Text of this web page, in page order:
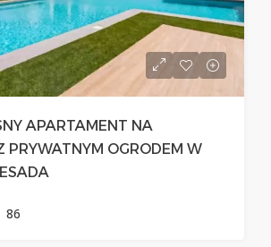
APARTAMENT NA
PRYWATNYM OGRODEM W
86